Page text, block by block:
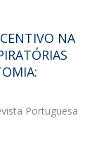
NA
Portuguesa